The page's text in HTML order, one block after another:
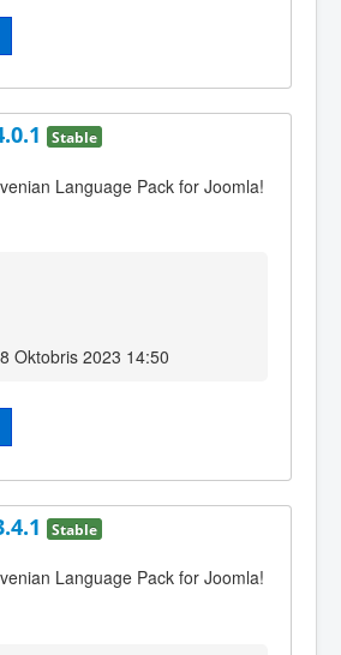
Stable
Language Pack for Joomla!
Oktobris 2023 14:50
Stable
Language Pack for Joomla!